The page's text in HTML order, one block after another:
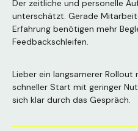
Der zeitliche und personelle
unterschätzt. Gerade
Erfahrung benötigen mehr
Feedbackschleifen.
Lieber ein langsamerer
schneller Start mit geringer
sich klar durch das Gespräch.